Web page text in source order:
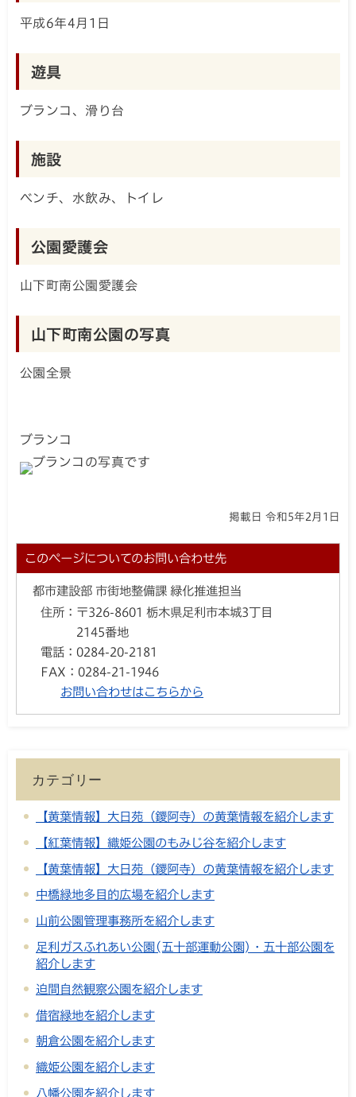
平成6年4月1日
遊具
ブランコ、滑り台
施設
ベンチ、水飲み、トイレ
公園愛護会
山下町南公園愛護会
山下町南公園の写真
公園全景
ブランコ
掲載日 令和5年2月1日
このページについてのお問い合わせ先
都市建設部 市街地整備課 緑化推進担当
住所： 〒326-8601 栃木県足利市本城3丁目
2145番地
電話： 0284-20-2181
FAX： 0284-21-1946
お問い合わせはこちらから
カテゴリー
【黄葉情報】大日苑（鑁阿寺）の黄葉情報を紹介します
【紅葉情報】織姫公園のもみじ谷を紹介します
【黄葉情報】大日苑（鑁阿寺）の黄葉情報を紹介します
中橋緑地多目的広場を紹介します
山前公園管理事務所を紹介します
足利ガスふれあい公園(五十部運動公園)・五十部公園を
紹介します
迫間自然観察公園を紹介します
借宿緑地を紹介します
朝倉公園を紹介します
織姫公園を紹介します
八幡公園を紹介します